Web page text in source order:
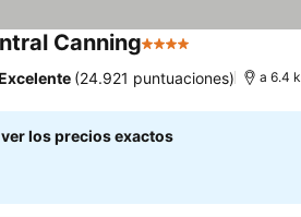
Canning4 Estrellas
(24.921 puntuaciones) a 6.4
los precios exactos